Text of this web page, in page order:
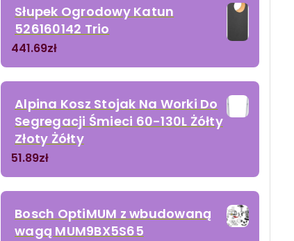
Słupek Ogrodowy Katun
526160142 Trio
441.69zł
Alpina Kosz Stojak Na Worki Do
Segregacji Śmieci 60-130L Żółty
Złoty Żółty
51.89zł
Bosch OptiMUM z wbudowaną
wagą MUM9BX5S65